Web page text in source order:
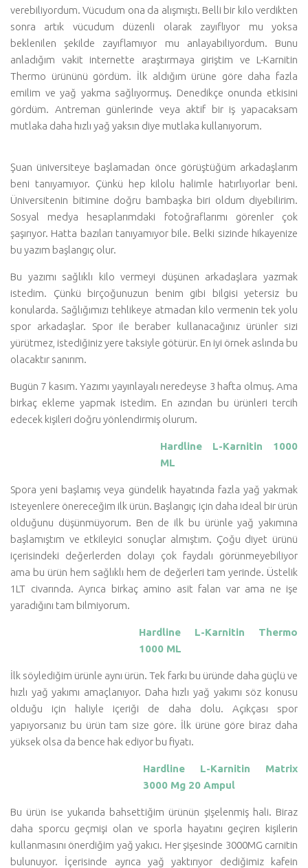
verebiliyordum. Vücudum ona da alışmıştı. Belli bir kilo verdikten
sonra artık vücudum düzenli olarak zayıflıyor mu yoksa
beklenilen şekilde zayıflamıyor mu anlayabiliyordum. Bunu
anladığım vakit internette araştırmaya giriştim ve L-Karnitin
Thermo ürününü gördüm. İlk aldığım ürüne göre daha fazla
emilim ve yağ yakma sağlıyormuş. Denedikçe onunda etkisini
gördüm. Antreman günlerinde veya aktif bir iş yapacaksam
mutlaka daha hızlı yağ yaksın diye mutlaka kullanıyorum.
Şuan üniversiteye başlamadan önce görüştüğüm arkadaşlarım
beni tanıyamıyor. Çünkü hep kilolu halimle hatırlıyorlar beni.
Üniversitenin bitimine doğru bambaşka biri oldum diyebilirim.
Sosyal medya hesaplarımdaki fotoğraflarımı görenler çok
şaşırıyor. Hatta bazıları tanıyamıyor bile. Belki sizinde hikayenize
bu yazım başlangıç olur.
Bu yazımı sağlıklı kilo vermeyi düşünen arkadaşlara yazmak
istedim. Çünkü birçoğunuzun benim gibi bilgisi yetersiz bu
konularda. Sağlığımızı tehlikeye atmadan kilo vermenin tek yolu
spor arkadaşlar. Spor ile beraber kullanacağınız ürünler sizi
yürütmez, istediğiniz yere taksiyle götürür. En iyi örnek aslında bu
olacaktır sanırım.
Bugün 7 kasım. Yazımı yayınlayalı neredeyse 3 hafta olmuş. Ama
birkaç ekleme yapmak istedim. En azından bu ürünleri tercih
edecek kişileri doğru yönlendirmiş olurum.
Hardline L-Karnitin 1000
ML
Spora yeni başlamış veya gündelik hayatında fazla yağ yakmak
isteyenlere önereceğim ilk ürün. Başlangıç için daha ideal bir ürün
olduğunu düşünmüyorum. Ben de ilk bu ürünle yağ yakımına
başlamıştım ve etkileyici sonuçlar almıştım. Çoğu diyet ürünü
içerisindeki değerlerden dolayı çok faydalı görünmeyebiliyor
ama bu ürün hem sağlıklı hem de değerleri tam yerinde. Üstelik
1LT civarında. Ayrıca birkaç amino asit falan var ama ne işe
yaradığını tam bilmiyorum.
Hardline L-Karnitin Thermo
1000 ML
İlk söylediğim ürünle aynı ürün. Tek farkı bu üründe daha güçlü ve
hızlı yağ yakımı amaçlanıyor. Daha hızlı yağ yakımı söz konusu
olduğu için haliyle içeriği de daha dolu. Açıkçası spor
yapıyorsanız bu ürün tam size göre. İlk ürüne göre biraz daha
yüksek olsa da bence hak ediyor bu fiyatı.
Hardline L-Karnitin Matrix
3000 Mg 20 Ampul
Bu ürün ise yukarıda bahsettiğim ürünün şişelenmiş hali. Biraz
daha sporcu geçmişi olan ve sporla hayatını geçiren kişilerin
kullanmasını önerdiğim yağ yakıcı. Her şişesinde 3000MG carnitin
bulunuyor. İçerisinde ayrıca yağ yaktırıyor dediğimiz kafein